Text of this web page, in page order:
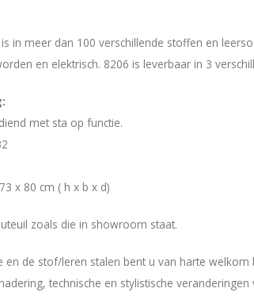
is in meer dan 100 verschillende stoffen en
en elektrisch. 8206 is leverbaar in 3
met sta op functie.
x 80 cm ( h x b x d)
zoals die in showroom staat.
de stof/leren stalen bent u van harte welkom
technische en stylistische